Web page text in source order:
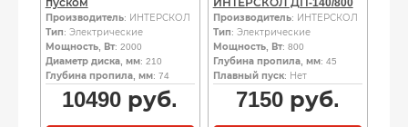
пуском
Производитель: ИНТЕРСКОЛ
Тип: Электрические
Мощность, Вт: 2000
Диаметр диска, мм: 210
Глубина пропила, мм: 74
10490 руб.
ИНТЕРСКОЛ ДП-140/800
Производитель: ИНТЕРСКОЛ
Тип: Электрические
Мощность, Вт: 800
Глубина пропила, мм: 45
Плавный пуск: Нет
7150руб.